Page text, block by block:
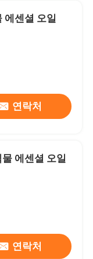
물 에센셜 오일
연락처
에센셜 오일
연락처